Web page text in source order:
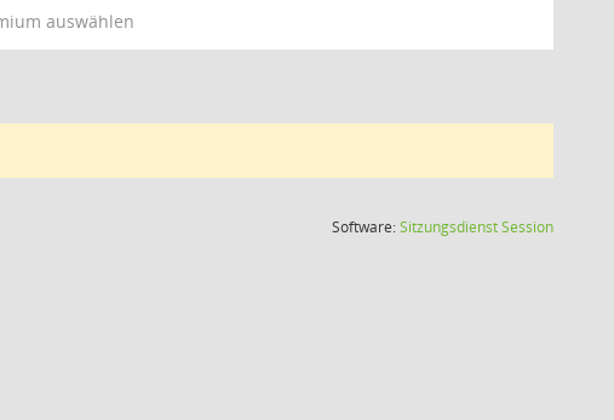
auswählen
Software:SitzungsdienstSession(Wird in